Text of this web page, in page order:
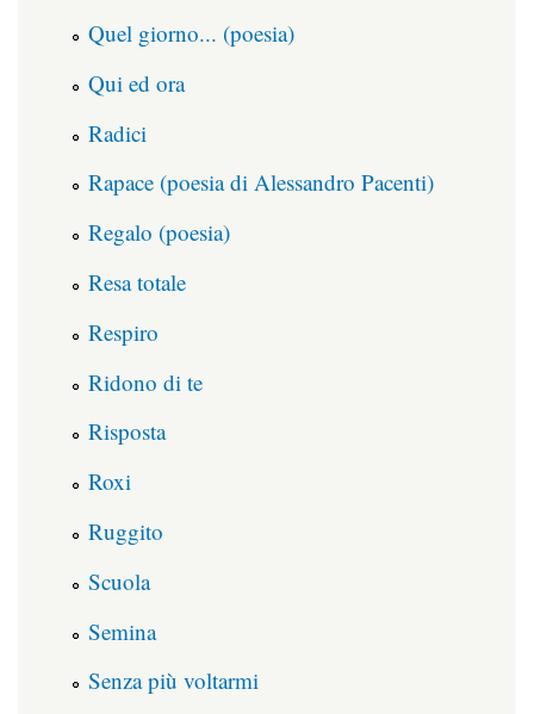
Quel giorno... (poesia)
Qui ed ora
Radici
Rapace (poesia di Alessandro Pacenti)
Regalo (poesia)
Resa totale
Respiro
Ridono di te
Risposta
Roxi
Ruggito
Scuola
Semina
Senza più voltarmi